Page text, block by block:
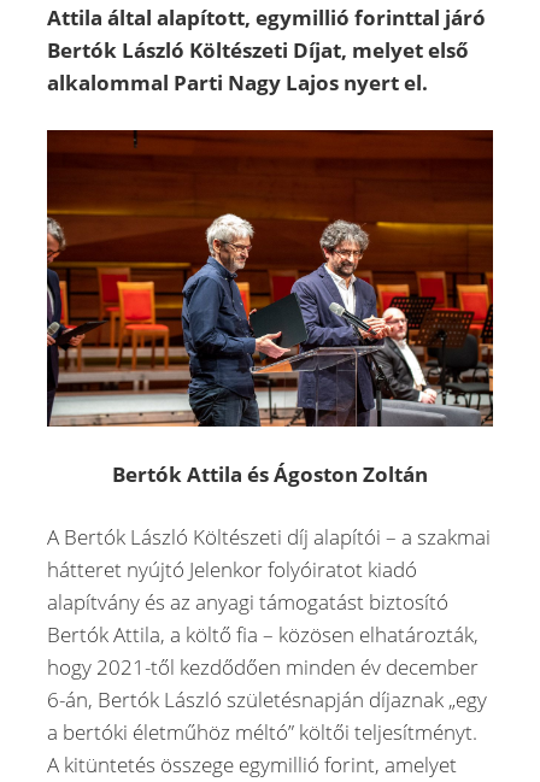
Attila által alapított, egymillió forinttal járó
Bertók László Költészeti Díjat, melyet első
alkalommal Parti Nagy Lajos nyert el.
Bertók Attila és Ágoston Zoltán
A Bertók László Költészeti díj alapítói – a szakmai
hátteret nyújtó Jelenkor folyóiratot kiadó
alapítvány és az anyagi támogatást biztosító
Bertók Attila, a költő fia – közösen elhatározták,
hogy 2021-től kezdődően minden év december
6-án, Bertók László születésnapján díjaznak „egy
a bertóki életműhöz méltó” költői teljesítményt.
A kitüntetés összege egymillió forint, amelyet